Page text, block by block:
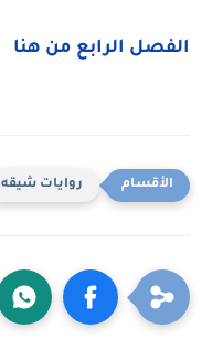
الفصل الرابع من هنا
روايات شيقه